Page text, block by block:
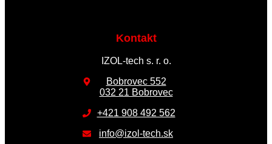
Kontakt
IZOL-tech s. r. o.
Bobrovec 552
032 21 Bobrovec
+421 908 492 562
info@izol-tech.sk